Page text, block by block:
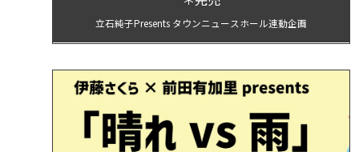
立石純子Presents タウンニュースホール連動企画